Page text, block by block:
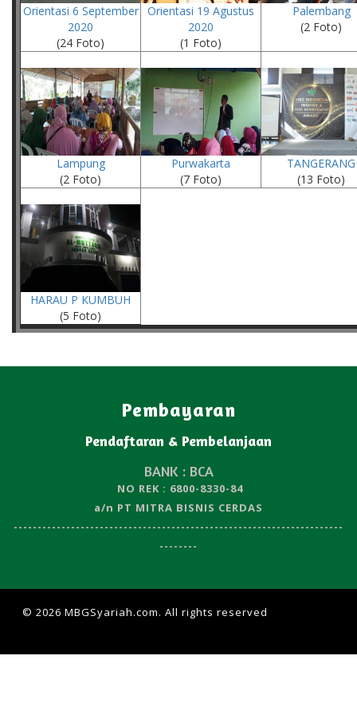
Orientasi 6 September
2020
(24 Foto)
Orientasi 19 Agustus
2020
(1 Foto)
Palembang
(2 Foto)
Lampung
(2 Foto)
Purwakarta
(7 Foto)
TANGERANG
(13 Foto)
HARAU P KUMBUH
(5 Foto)
Pembayaran
Pendaftaran & Pembelanjaan
BANK : BCA
NO REK : 6800-8330-84
a/n PT MITRA BISNIS CERDAS
---------------------------------------------------------------------
--------
© 2026 MBGSyariah.com. All rights reserved